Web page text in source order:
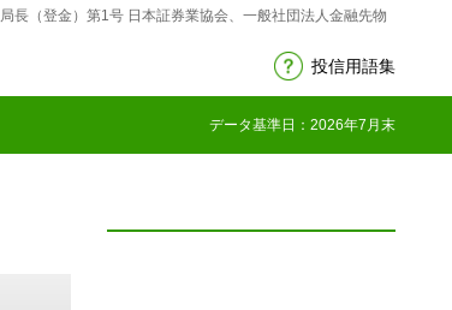
（登金）第1号 日本証券業協会、一般社団法人金融先物
投信用語集
データ基準日：2026年7月末